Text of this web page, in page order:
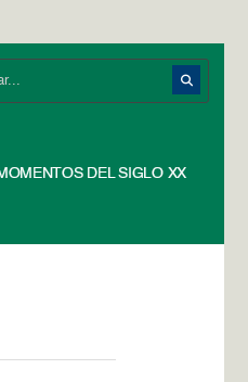
DEL SIGLO XX